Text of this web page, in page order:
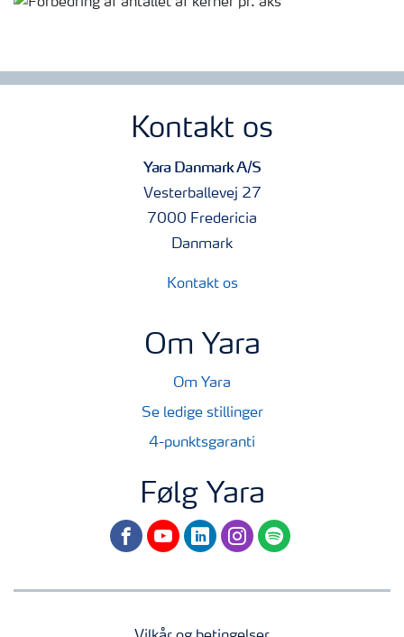
Kontakt os
Yara Danmark A/S
Vesterballevej 27
7000 Fredericia
Danmark
Kontakt os
Om Yara
Om Yara
Se ledige stillinger
4-punktsgaranti
Følg Yara
facebookyoutubelinkedininstagram
spotify